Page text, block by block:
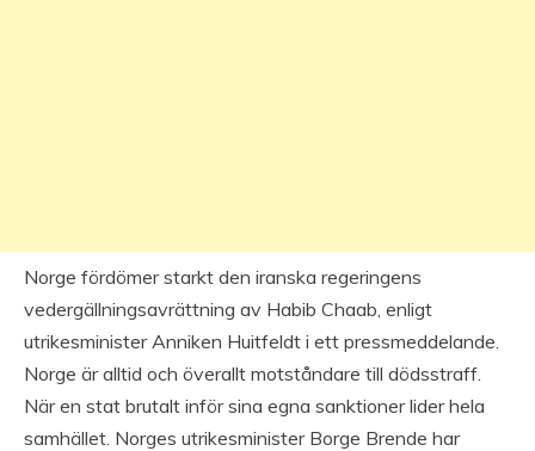
Norge fördömer starkt den iranska regeringens
vedergällningsavrättning av Habib Chaab, enligt
utrikesminister Anniken Huitfeldt i ett pressmeddelande.
Norge är alltid och överallt motståndare till dödsstraff.
När en stat brutalt inför sina egna sanktioner lider hela
samhället. Norges utrikesminister Borge Brende har